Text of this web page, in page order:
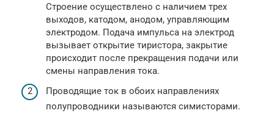
Строение осуществлено с наличием трех
выходов, катодом, анодом, управляющим
электродом. Подача импульса на электрод
вызывает открытие тиристора, закрытие
происходит после прекращения подачи или
смены направления тока.
Проводящие ток в обоих направлениях
полупроводники называются симисторами.